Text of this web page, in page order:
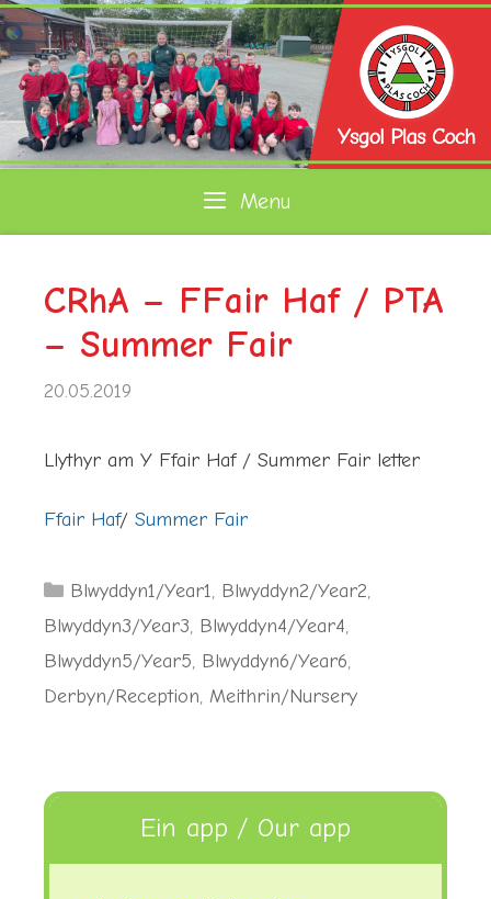
Skip
to
content
Menu
CRhA – FFair Haf / PTA
– Summer Fair
20.05.2019
Llythyr am Y Ffair Haf / Summer Fair letter
Ffair Haf/ Summer Fair
Categories
Blwyddyn1/Year1, Blwyddyn2/Year2,
Blwyddyn3/Year3, Blwyddyn4/Year4,
Blwyddyn5/Year5, Blwyddyn6/Year6,
Derbyn/Reception, Meithrin/Nursery
Ein app / Our app